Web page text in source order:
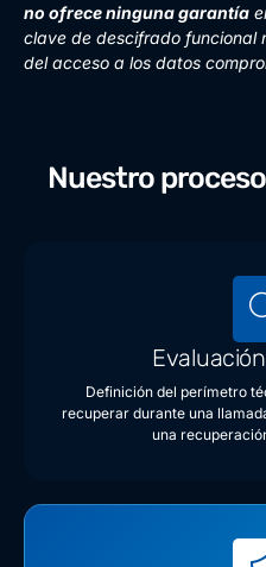
no ofrece ninguna garantía
clave de descifrado funcional
del acceso a los datos
Nuestro
Definición del perímetro
recuperar durante una
una